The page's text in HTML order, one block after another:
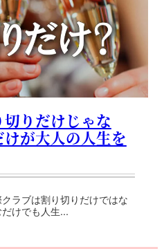
りだけじゃな
が大人の人生を
ラブは割り切りだけではな
けでも人生...